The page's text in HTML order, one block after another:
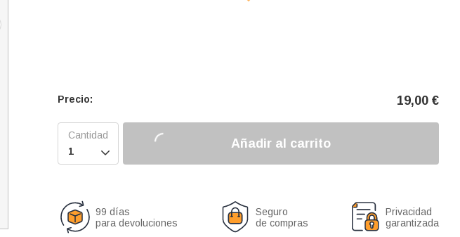
Precio: 19,00 €

Añadir al carrito
99 días
para devoluciones
Seguro
de compras
Privacidad
garantizada